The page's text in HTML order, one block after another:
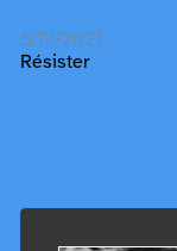
5/12/2021
Résister